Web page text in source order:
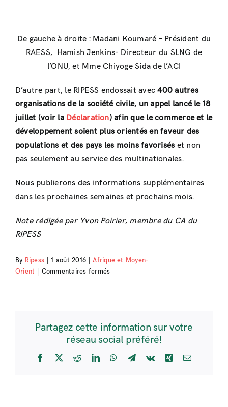
De gauche à droite : Madani Koumaré – Président du
RAESS, Hamish Jenkins- Directeur du SLNG de
l’ONU, et Mme Chiyoge Sida de l’ACI
D’autre part, le RIPESS endossait avec400 autres
organisations de la société civile, un appel lancé le 18
juillet (voir la Déclaration) afin que le commerce et le
développement soient plus orientés en faveur des
populations et des pays les moins favorisés et non
pas seulement au service des multinationales.
Nous publierons des informations supplémentaires
dans les prochaines semaines et prochains mois.
Note rédigée par Yvon Poirier, membre du CA du
RIPESS
By Ripess 1 août 2016
Afrique et Moyen-
Orient
Commentaires ferméssur
Le
forum
des
de
Partagez cette information sur votre
réseau social préféré!
Facebook
X RedditLinkedInWhatsApp
Telegram
Vk Xing Email